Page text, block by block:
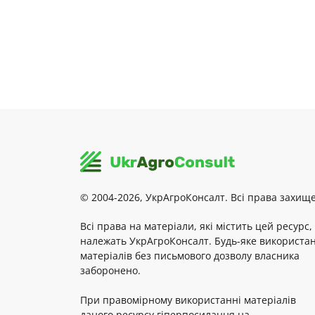
© 2004-2026, УкрАгроКонсалт. Всі права
Всі права на матеріали, які містить цей ресурс,
належать УкрАгроКонсалт. Будь-яке
матеріалів без письмового дозволу власника
заборонено.
При правомірному використанні матеріалів